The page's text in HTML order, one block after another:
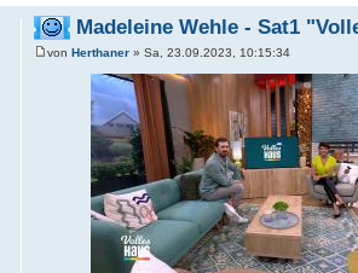
Madeleine Wehle - Sat1
von Herthaner» Sa, 23.09.2023, 10:15:34